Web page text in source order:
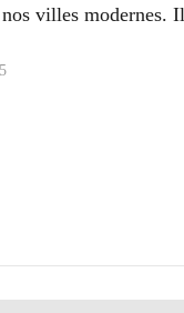
nos villes modernes.